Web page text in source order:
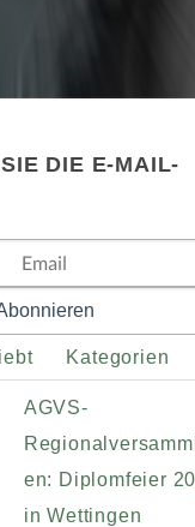
DIE E-MAIL-
Kategorien
AGVS-
en: Diplomfeier
in Wettingen